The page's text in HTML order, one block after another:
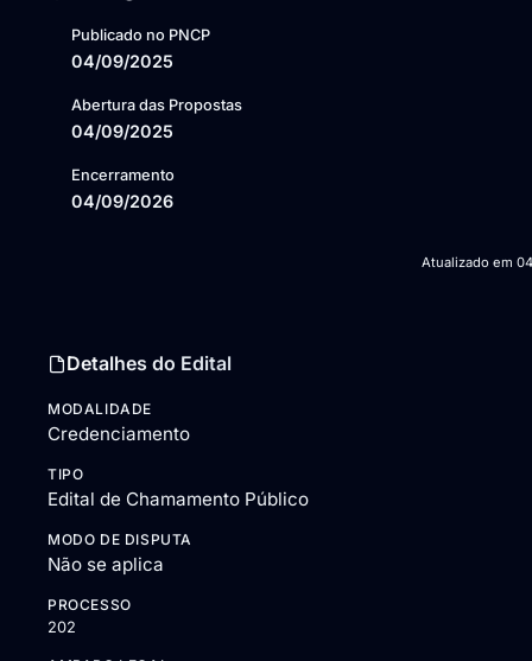
Publicado no PNCP
04/09/2025
Abertura das Propostas
04/09/2025
Encerramento
04/09/2026
Atualizado em
Detalhes do Edital
MODALIDADE
Credenciamento
TIPO
Edital de Chamamento Público
MODO DE DISPUTA
Não se aplica
PROCESSO
202